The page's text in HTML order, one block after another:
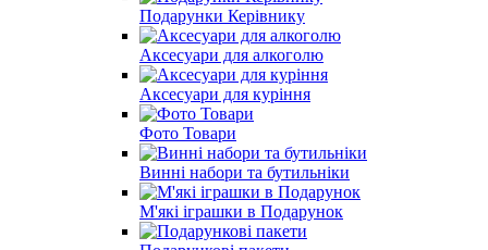
Подарунки Керівнику
Аксесуари для алкоголю
Аксесуари для куріння
Фото Товари
Винні набори та бутильніки
М'які іграшки в Подарунок